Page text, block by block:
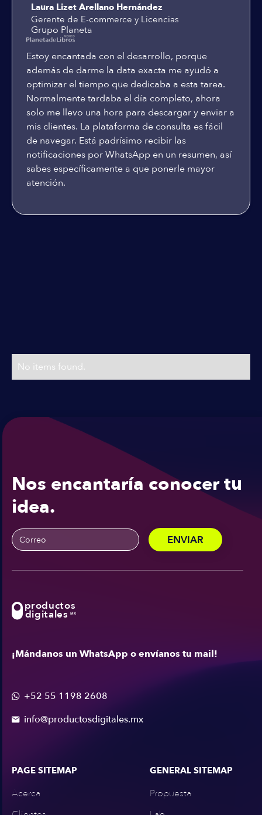
Laura Lizet Arellano Hernández
Gerente de E-commerce y Licencias
Grupo Planeta
Estoy encantada con el desarrollo, porque
además de darme la data exacta me ayudó a
optimizar el tiempo que dedicaba a esta tarea.
Normalmente tardaba el día completo, ahora
solo me llevo una hora para descargar y enviar a
mis clientes. La plataforma de consulta es fácil
de navegar. Está padrísimo recibir las
notificaciones por WhatsApp en un resumen, así
sabes específicamente a que ponerle mayor
atención.
No items found.
Nos encantaría conocer tu
idea.
productos
digitales MX
¡Mándanos un WhatsApp o envíanos tu mail!
 +52 55 1198 2608
 info@productosdigitales.mx
PAGE SITEMAP
Acerca
GENERAL SITEMAP
Propuesta